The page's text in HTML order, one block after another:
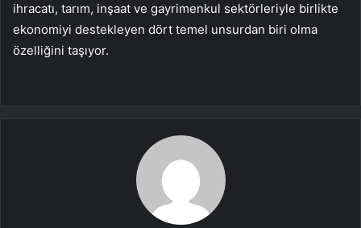
ihracatı, tarım, inşaat ve gayrimenkul sektörleriyle birlikte
ekonomiyi destekleyen dört temel unsurdan biri olma
özelliğini taşıyor.